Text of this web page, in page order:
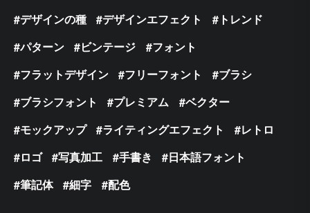
デザインの種
デザインエフェクト
トレンド
パターン
ビンテージ
フォント
フラットデザイン
フリーフォント
ブラシ
ブラシフォント
プレミアム
ベクター
モックアップ
ライティングエフェクト
レトロ
ロゴ
写真加工 手書き
日本語フォント
筆記体
細字 配色